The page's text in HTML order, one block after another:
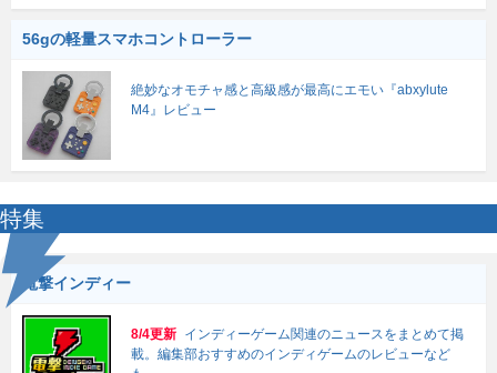
56gの軽量スマホコントローラー
絶妙なオモチャ感と高級感が最高にエモい『abxylute
M4』レビュー
特集
電撃インディー
8/4更新 インディーゲーム関連のニュースをまとめて掲
載。編集部おすすめのインディゲームのレビューなど